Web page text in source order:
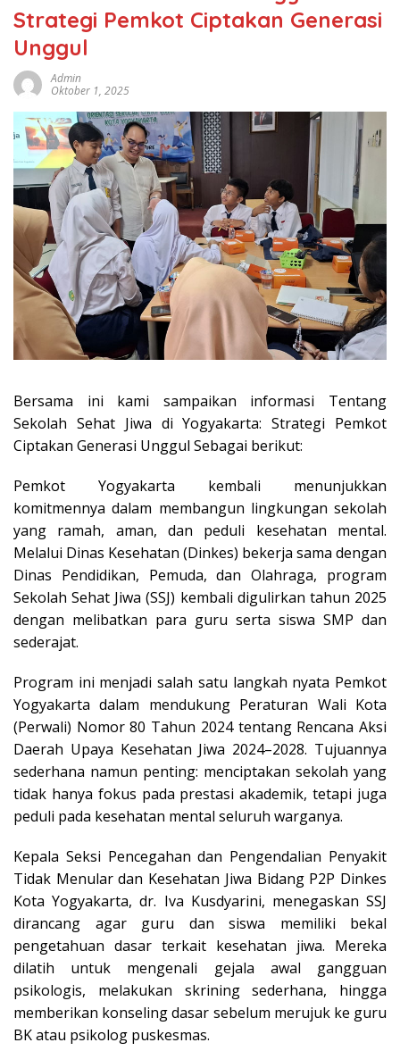
Strategi Pemkot Ciptakan Generasi
Unggul
Admin
Oktober 1, 2025
Bersama ini kami sampaikan informasi Tentang
Sekolah Sehat Jiwa di Yogyakarta: Strategi Pemkot
Ciptakan Generasi Unggul Sebagai berikut:
Pemkot Yogyakarta kembali menunjukkan
komitmennya dalam membangun lingkungan sekolah
yang ramah, aman, dan peduli kesehatan mental.
Melalui Dinas Kesehatan (Dinkes) bekerja sama dengan
Dinas Pendidikan, Pemuda, dan Olahraga, program
Sekolah Sehat Jiwa (SSJ) kembali digulirkan tahun 2025
dengan melibatkan para guru serta siswa SMP dan
sederajat.
Program ini menjadi salah satu langkah nyata Pemkot
Yogyakarta dalam mendukung Peraturan Wali Kota
(Perwali) Nomor 80 Tahun 2024 tentang Rencana Aksi
Daerah Upaya Kesehatan Jiwa 2024–2028. Tujuannya
sederhana namun penting: menciptakan sekolah yang
tidak hanya fokus pada prestasi akademik, tetapi juga
peduli pada kesehatan mental seluruh warganya.
Kepala Seksi Pencegahan dan Pengendalian Penyakit
Tidak Menular dan Kesehatan Jiwa Bidang P2P Dinkes
Kota Yogyakarta, dr. Iva Kusdyarini, menegaskan SSJ
dirancang agar guru dan siswa memiliki bekal
pengetahuan dasar terkait kesehatan jiwa. Mereka
dilatih untuk mengenali gejala awal gangguan
psikologis, melakukan skrining sederhana, hingga
memberikan konseling dasar sebelum merujuk ke guru
BK atau psikolog puskesmas.